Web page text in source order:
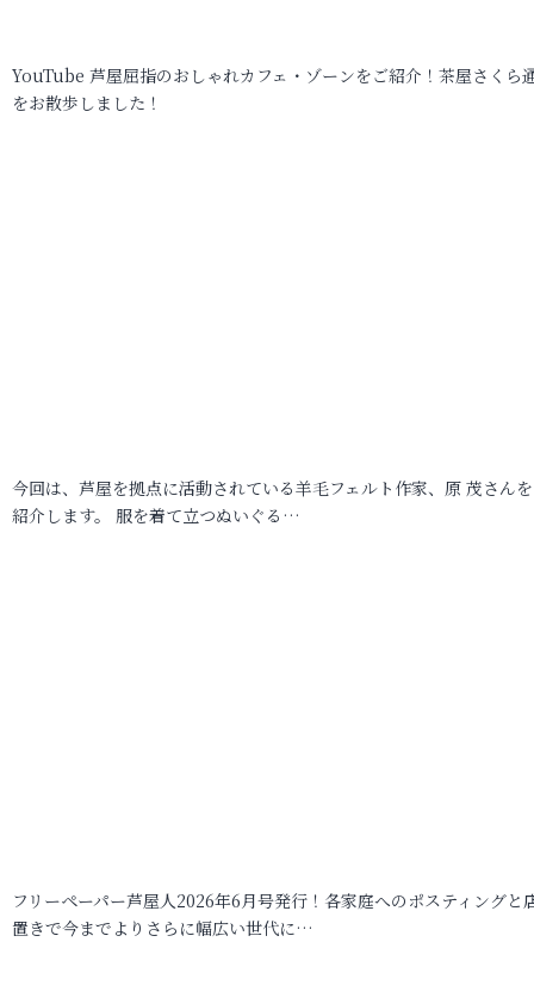
YouTube 芦屋屈指のおしゃれカフェ・ゾーンをご紹介！茶屋さくら
をお散歩しました！
今回は、芦屋を拠点に活動されている羊毛フェルト作家、原 茂さん
紹介します。 服を着て立つぬいぐる…
フリーペーパー芦屋人2026年6月号発行！各家庭へのポスティングと
置きで今までよりさらに幅広い世代に…